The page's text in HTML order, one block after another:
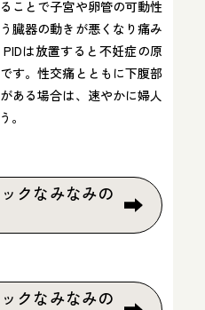
ことで子宮や卵管の可動性
臓器の動きが悪くなり痛み
は放置すると不妊症の原
す。性交痛とともに下腹部
ある場合は、速やかに婦人
。
クなみなみの
クなみなみの